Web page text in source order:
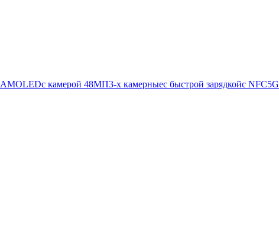
AMOLEDс камерой 48МП3-х камерныес быстрой зарядкойс NFC5G